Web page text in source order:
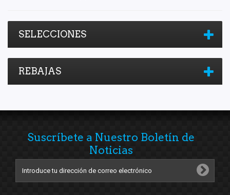
SELECCIONES
REBAJAS
Suscríbete a Nuestro Boletín de
Noticias